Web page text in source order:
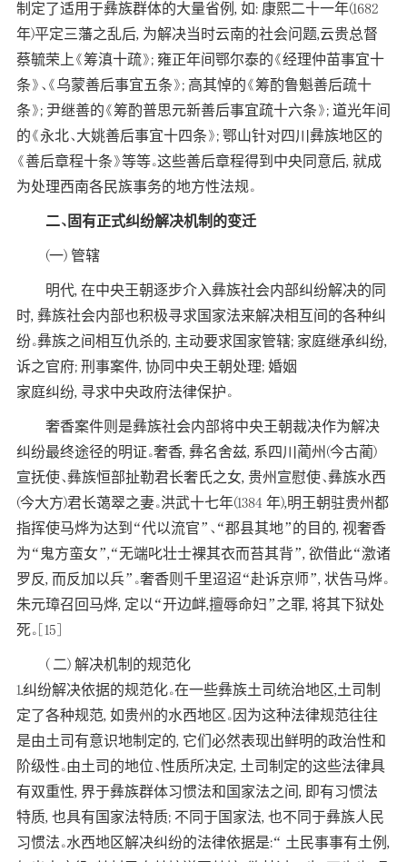
制定了适用于彝族群体的大量省例, 如: 康熙二十一年(1682
年)平定三藩之乱后, 为解决当时云南的社会问题,云贵总督
蔡毓荣上《筹滇十疏》; 雍正年间鄂尔泰的《经理仲苗事宜十
条》、《乌蒙善后事宜五条》; 高其悼的《筹酌鲁魁善后疏十
条》; 尹继善的《筹酌普思元新善后事宜疏十六条》; 道光年间
的《永北、大姚善后事宜十四条》; 鄂山针对四川彝族地区的
《善后章程十条》等等。这些善后章程得到中央同意后, 就成
为处理西南各民族事务的地方性法规。
二、固有正式纠纷解决机制的变迁
(一) 管辖
明代, 在中央王朝逐步介入彝族社会内部纠纷解决的同
时, 彝族社会内部也积极寻求国家法来解决相互间的各种纠
纷。彝族之间相互仇杀的, 主动要求国家管辖; 家庭继承纠纷,
诉之官府; 刑事案件, 协同中央王朝处理; 婚姻
家庭纠纷, 寻求中央政府法律保护。
奢香案件则是彝族社会内部将中央王朝裁决作为解决
纠纷最终途径的明证。奢香, 彝名舍兹, 系四川蔺州(今古蔺)
宣抚使、彝族恒部扯勒君长奢氏之女, 贵州宣慰使、彝族水西
(今大方)君长蔼翠之妻。洪武十七年(1384 年),明王朝驻贵州都
指挥使马烨为达到“代以流官”、“郡县其地”的目的, 视奢香
为“鬼方蛮女”,“无端叱壮士裸其衣而苔其背”, 欲借此“激诸
罗反, 而反加以兵”。奢香则千里迢迢“赴诉京师”, 状告马烨。
朱元璋召回马烨, 定以“开边衅,擅辱命妇”之罪, 将其下狱处
死。[15]
( 二) 解决机制的规范化
1.纠纷解决依据的规范化。在一些彝族土司统治地区,土司制
定了各种规范, 如贵州的水西地区。因为这种法律规范往往
是由土司有意识地制定的, 它们必然表现出鲜明的政治性和
阶级性。由土司的地位、性质所决定, 土司制定的这些法律具
有双重性, 界于彝族群体习惯法和国家法之间, 即有习惯法
特质, 也具有国家法特质; 不同于国家法, 也不同于彝族人民
习惯法。水西地区解决纠纷的法律依据是:“ 土民事事有土例,